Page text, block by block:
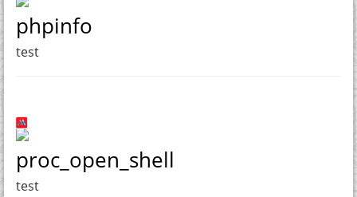
phpinfo
test
proc_open_shell
test